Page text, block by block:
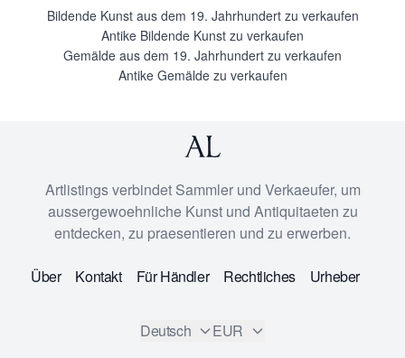
Bildende Kunst aus dem 19. Jahrhundert zu verkaufen
Antike Bildende Kunst zu verkaufen
Gemälde aus dem 19. Jahrhundert zu verkaufen
Antike Gemälde zu verkaufen
Artlistings verbindet Sammler und Verkaeufer, um
aussergewoehnliche Kunst und Antiquitaeten zu
entdecken, zu praesentieren und zu erwerben.
Über Kontakt Für Händler Rechtliches Urheber
Deutsch EUR